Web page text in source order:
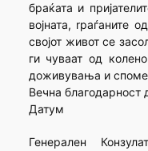
браќата и
војната, rраѓаните
својот живот се
ги чуваат од
доживувања и
Вечна благодарност
Датум
Генерален